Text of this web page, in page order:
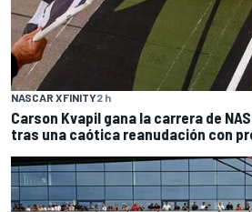
NASCAR XFINITY2 h
Carson Kvapil gana la carrera de
tras una caótica reanudación con